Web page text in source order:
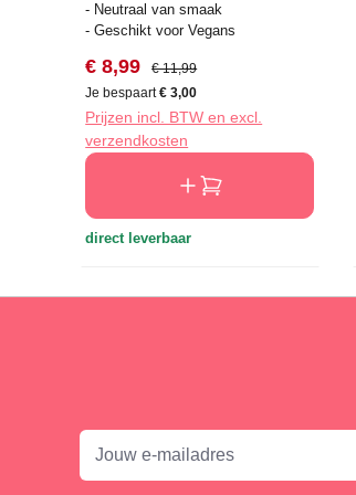
- Neutraal van smaak
- Geschikt voor Vegans
Verkoopprijs:
€ 8,99 Normale prijs:
€ 11,99
Je bespaart€ 3,00
Prijzen incl. BTW en excl.
verzendkosten
direct leverbaar